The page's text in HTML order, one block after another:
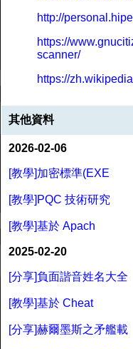
http://
https://
scanner/
https://
其他資料
2026-02-06
[教學]加密標準(EXE
[教學]PQC 技術研究
[教學]基於 Apach
2025-02-20
[分享]負面諧音姓名大全
[教學]基於 Cheat
[分享]赫爾墨斯之矛艦載